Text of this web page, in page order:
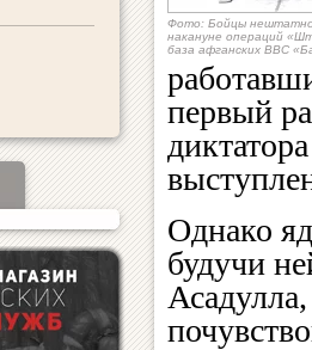
Фото: Бойцы
накануне операций
база афганских ВВС
первый
Однако
будучи